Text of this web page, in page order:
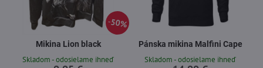
50%
Mikina Lion black
Skladom - odosielame ihneď
Pánska mikina Malfini Cape
Skladom - odosielame ihneď